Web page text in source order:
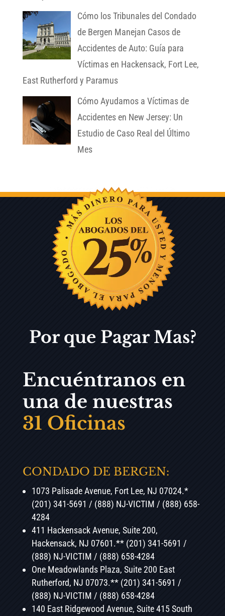
Cómo los Tribunales del Condado
de Bergen Manejan Casos de
Accidentes de Auto: Guía para
Víctimas en Hackensack, Fort Lee,
East Rutherford y Paramus
Cómo Ayudamos a Víctimas de
Accidentes en New Jersey: Un
Estudio de Caso Real del Último
Mes
Por que Pagar Mas?
Encuéntranos en
una de nuestras
31 Oficinas
CONDADO DE BERGEN:
1073 Palisade Avenue, Fort Lee, NJ 07024.*
(201) 341-5691 / (888) NJ-VICTIM / (888) 658-
4284
411 Hackensack Avenue, Suite 200,
Hackensack, NJ 07601.** (201) 341-5691 /
(888) NJ-VICTIM / (888) 658-4284
One Meadowlands Plaza, Suite 200 East
Rutherford, NJ 07073.** (201) 341-5691 /
(888) NJ-VICTIM / (888) 658-4284
140 East Ridgewood Avenue, Suite 415 South